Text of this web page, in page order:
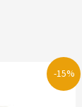
-15%